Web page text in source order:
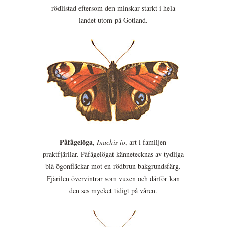
rödlistad eftersom den minskar starkt i hela
landet utom på Gotland.
Påfågelöga, Inachis io, art i familjen
praktfjärilar. Påfågelögat kännetecknas av tydliga
blå ögonfläckar mot en rödbrun bakgrundsfärg.
Fjärilen övervintrar som vuxen och därför kan
den ses mycket tidigt på våren.